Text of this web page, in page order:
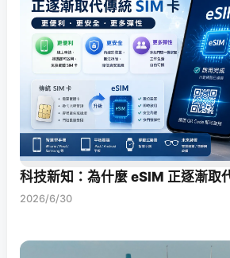
科技新知：為什麼 eSIM 正逐漸取
2026/6/30